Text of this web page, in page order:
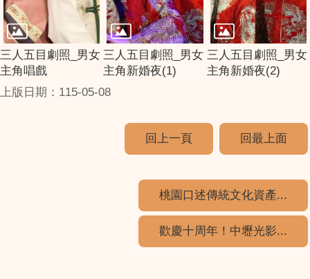
三人五目劇照_男女
主角唱戲
三人五目劇照_男女
主角新婚夜(1)
三人五目劇照_男女
主角新婚夜(2)
上版日期：115-05-08
回上一頁 回最上面
桃園口述傳統文化資產...
歡慶十周年！中壢光影...